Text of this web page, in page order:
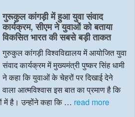
गुरूकुल कांगड़ी में हुआ युवा संवाद
कार्यक्रम, सीएम ने युवाओं को बताया
विकसित भारत की सबसे बड़ी ताकत
गुरुकुल कांगड़ी विश्वविद्यालय में आयोजित युवा
संवाद कार्यक्रम में मुख्यमंत्री पुष्कर सिंह धामी
ने कहा कि युवाओं के चेहरों पर दिखाई देने
वाला आत्मविश्वास इस बात का प्रमाण है कि
में है। उन्होंने कहा कि … read more